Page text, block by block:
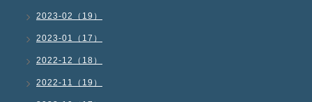
2023-02（19）
2023-01（17）
2022-12（18）
2022-11（19）